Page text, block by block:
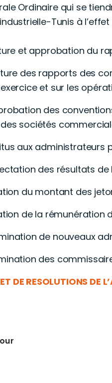
Ordinaire qui se
Tunis à
et approbation du
des rapports des
et sur les
des
sociétés
aux administrateurs
des résultats de
du montant des
de la rémunération
de nouveaux
des
DE RESOLUTIONS DE